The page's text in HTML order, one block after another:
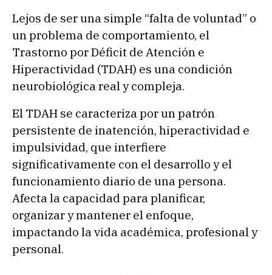
Lejos de ser una simple “falta de voluntad” o
un problema de comportamiento, el
Trastorno por Déficit de Atención e
Hiperactividad (TDAH) es una condición
neurobiológica real y compleja.
El TDAH se caracteriza por un patrón
persistente de inatención, hiperactividad e
impulsividad, que interfiere
significativamente con el desarrollo y el
funcionamiento diario de una persona.
Afecta la capacidad para planificar,
organizar y mantener el enfoque,
impactando la vida académica, profesional y
personal.